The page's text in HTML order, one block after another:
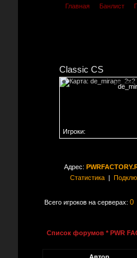
Главная Банлист
Classic CS
Игроки:
Адрес:
Статистика|
Всего игроков на серверах: 0
Список форумов * PWR